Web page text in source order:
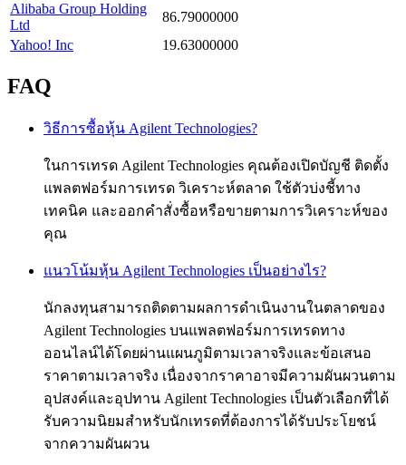
Alibaba Group Holding
Ltd
86.79000000
Yahoo! Inc
19.63000000
FAQ
วิธีการซื้อหุ้น Agilent Technologies?
ในการเทรด Agilent Technologies คุณต้องเปิดบัญชี ติดตั้ง
แพลตฟอร์มการเทรด วิเคราะห์ตลาด ใช้ตัวบ่งชี้ทาง
เทคนิค และออกคำสั่งซื้อหรือขายตามการวิเคราะห์ของ
คุณ
แนวโน้มหุ้น Agilent Technologies เป็นอย่างไร?
นักลงทุนสามารถติดตามผลการดำเนินงานในตลาดของ
Agilent Technologies บนแพลตฟอร์มการเทรดทาง
ออนไลน์ได้โดยผ่านแผนภูมิตามเวลาจริงและข้อเสนอ
ราคาตามเวลาจริง เนื่องจากราคาอาจมีความผันผวนตาม
อุปสงค์และอุปทาน Agilent Technologies เป็นตัวเลือกที่ได้
รับความนิยมสำหรับนักเทรดที่ต้องการได้รับประโยชน์
จากความผันผวน